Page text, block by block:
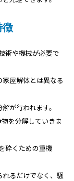
徴
術や機械が必要で
屋解体とは異なる
が行われます。
を分解していきま
砕くための重機
れるだけでなく、騒